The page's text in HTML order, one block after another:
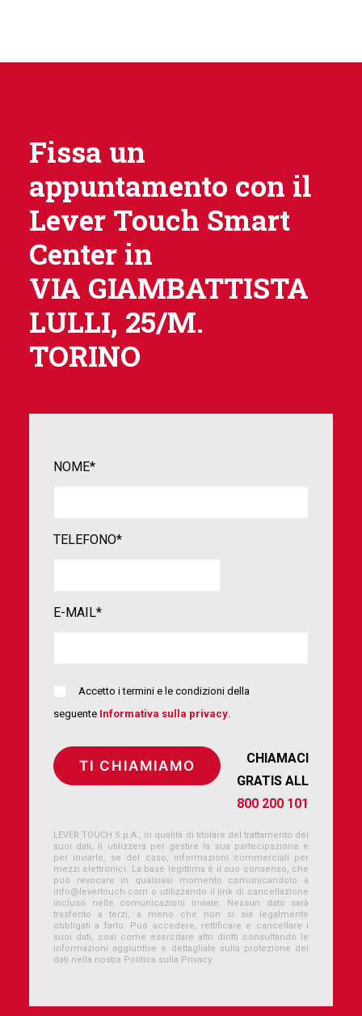
Fissa un
appuntamento con il
Lever Touch Smart
Center in
VIA GIAMBATTISTA
LULLI, 25/M.
TORINO
NOME*
TELEFONO*
E-MAIL*
Accetto i termini e le condizioni della
seguente Informativa sulla privacy.
CHIAMACI
GRATIS ALL
800 200 101
LEVER TOUCH S.p.A., in qualità di titolare del trattamento dei
suoi dati, li utilizzerà per gestire la sua partecipazione e
per inviarle, se del caso, informazioni commerciali per
mezzi elettronici. La base legittima è il suo consenso, che
può revocare in qualsiasi momento comunicandolo a
info@levertouch.com o utilizzando il link di cancellazione
incluso nelle comunicazioni inviate. Nessun dato sarà
trasferito a terzi, a meno che non si sia legalmente
obbligati a farlo. Può accedere, rettificare e cancellare i
suoi dati, così come esercitare altri diritti consultando le
informazioni aggiuntive e dettagliate sulla protezione dei
dati nella nostra Politica sulla Privacy.